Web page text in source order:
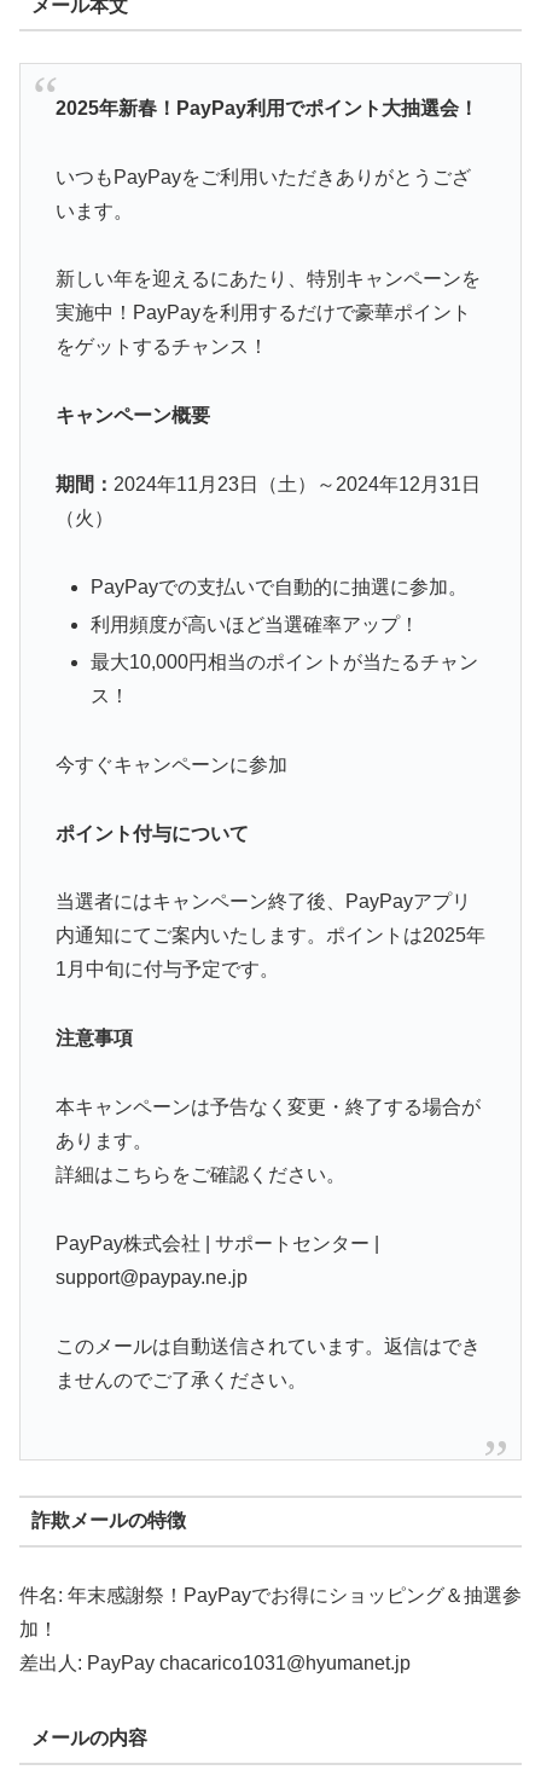
メール本文
2025年新春！PayPay利用でポイント大抽選会！
いつもPayPayをご利用いただきありがとうござ
います。
新しい年を迎えるにあたり、特別キャンペーンを
実施中！PayPayを利用するだけで豪華ポイント
をゲットするチャンス！
キャンペーン概要
期間： 2024年11月23日（土）～2024年12月31日
（火）
PayPayでの支払いで自動的に抽選に参加。
利用頻度が高いほど当選確率アップ！
最大10,000円相当のポイントが当たるチャン
ス！
今すぐキャンペーンに参加
ポイント付与について
当選者にはキャンペーン終了後、PayPayアプリ
内通知にてご案内いたします。ポイントは2025年
1月中旬に付与予定です。
注意事項
本キャンペーンは予告なく変更・終了する場合が
あります。
詳細はこちらをご確認ください。
PayPay株式会社 | サポートセンター |
support@paypay.ne.jp
このメールは自動送信されています。返信はでき
ませんのでご了承ください。
詐欺メールの特徴
件名: 年末感謝祭！PayPayでお得にショッピング＆抽選参
加！
差出人: PayPay chacarico1031@hyumanet.jp
メールの内容